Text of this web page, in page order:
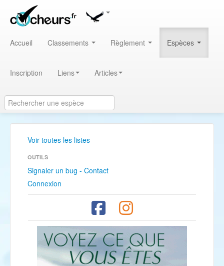
Accueil Classements Règlement Espèces
Inscription Liens Articles
Voir toutes les listes
OUTILS
Signaler un bug - Contact
Connexion